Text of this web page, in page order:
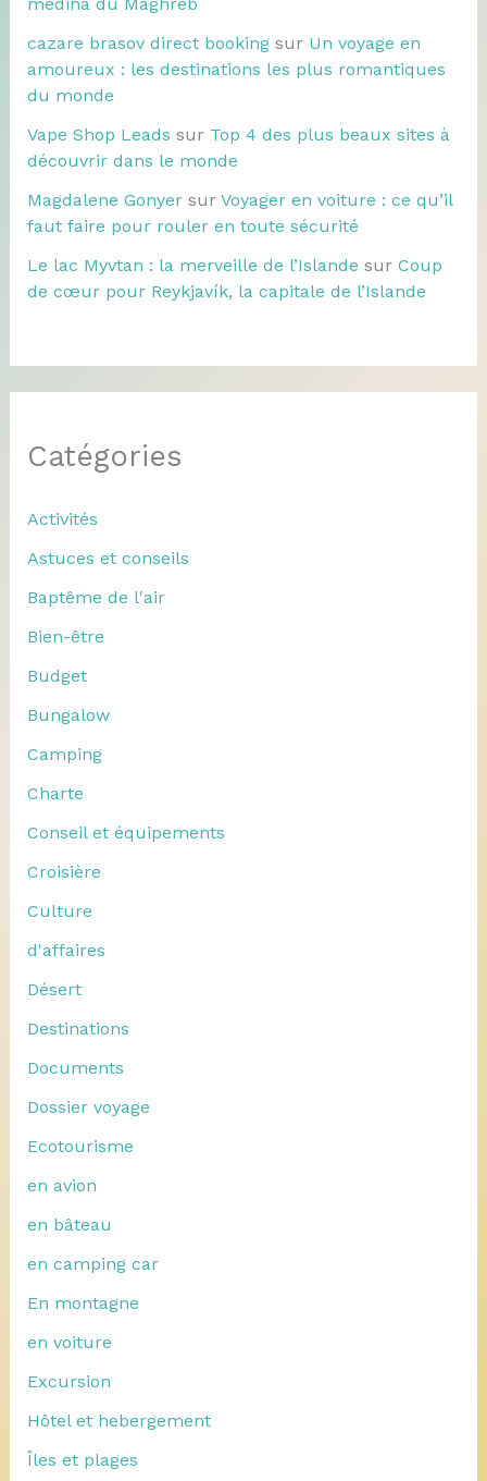
cazare brasov direct bookingsur Un voyage en
amoureux : les destinations les plus romantiques
du monde
Vape Shop Leads sur Top 4 des plus beaux sites à
découvrir dans le monde
Magdalene Gonyersur Voyager en voiture : ce qu’il
faut faire pour rouler en toute sécurité
Le lac Myvtan : la merveille de l’Islande sur Coup
de cœur pour Reykjavík, la capitale de l’Islande
Catégories
Activités
Astuces et conseils
Baptême de l'air
Bien-être
Budget
Bungalow
Camping
Charte
Conseil et équipements
Croisière
Culture
d'affaires
Désert
Destinations
Documents
Dossier voyage
Ecotourisme
en avion
en bâteau
en camping car
En montagne
en voiture
Excursion
Hôtel et hebergement
Îles et plages